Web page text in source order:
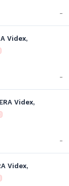
-
Videx,
-
Videx,
-
Videx,